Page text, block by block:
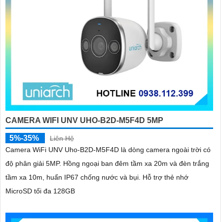
CAMERA WIFI UNV UHO-B2D-M5F4D 5MP
5%-35%
Liên Hệ
Camera WiFi UNV Uho-B2D-M5F4D là dòng camera ngoài trời có
độ phân giải 5MP. Hồng ngoại ban đêm tầm xa 20m và đèn trắng
tầm xa 10m, huẩn IP67 chống nước và bụi. Hỗ trợ thẻ nhớ
MicroSD tối đa 128GB